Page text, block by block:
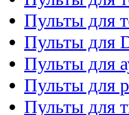
Пульты для
Пульты для
Пульты для
Пульты для
Пульты для